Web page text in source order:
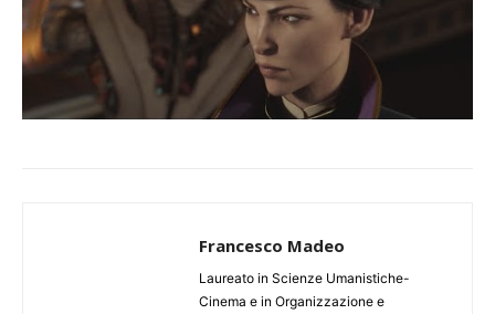
Francesco Madeo
Laureato in Scienze Umanistiche-
Cinema e in Organizzazione e